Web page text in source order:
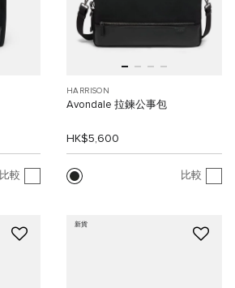
比較
HARRISON
Avondale 拉鍊公事包
HK$5,600
比較
新貨